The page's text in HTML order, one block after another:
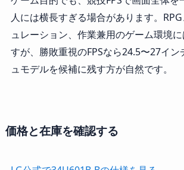
人には横長すぎる場合があります。
ュレーション、作業兼用のゲーム環境
すが、勝敗重視のFPSなら24.5〜27イ
ュモデルを候補に残す方が自然です。
価格と在庫を確認する